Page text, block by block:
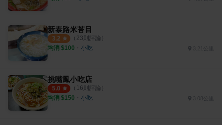
新泰路米苔目
3.2 （ 23則評論）
均消 $100 ・ 小吃
挑嘴鳳小吃店
5.0 （ 16則評論）
均消 $150 ・ 小吃